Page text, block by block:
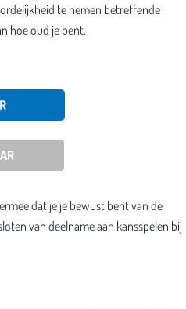
te nemen betreffende
hoe oud je bent.
dat je je bewust bent van de
van deelname aan kansspelen bij
en de $10k Heads-Up No-
4) op 2 juni. Het volledige
voor Europa bemachtigd.
van 2009 valt daar ook
Main Event wordt opgenomen